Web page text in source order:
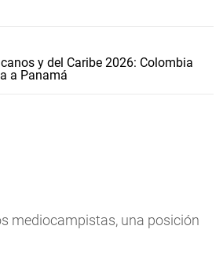
y del Caribe 2026: Colombia
a Panamá
mediocampistas, una posición